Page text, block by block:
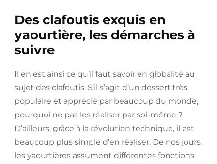
Des clafoutis exquis en
yaourtière, les démarches à
suivre
Il en est ainsi ce qu’il faut savoir en globalité au
sujet des clafoutis. S’il s’agit d’un dessert très
populaire et apprécié par beaucoup du monde,
pourquoi ne pas les réaliser par soi-même ?
D’ailleurs, grâce à la révolution technique, il est
beaucoup plus simple d’en réaliser. De nos jours,
les yaourtières assument différentes fonctions